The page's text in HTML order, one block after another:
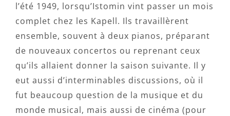
l’été 1949, lorsqu’Istomin vint passer un mois
complet chez les Kapell. Ils travaillèrent
ensemble, souvent à deux pianos, préparant
de nouveaux concertos ou reprenant ceux
qu’ils allaient donner la saison suivante. Il y
eut aussi d’interminables discussions, où il
fut beaucoup question de la musique et du
monde musical, mais aussi de cinéma (pour